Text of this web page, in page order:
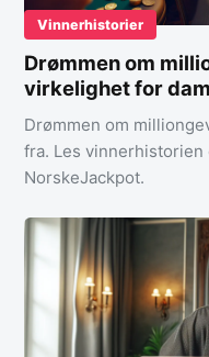
Vinnerhistorier
Drømmen om
virkelighet for
Drømmen om
fra. Les
NorskeJackpot.